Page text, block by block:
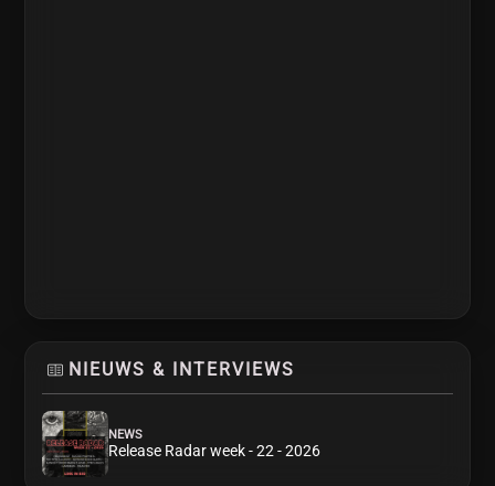
NIEUWS & INTERVIEWS
NEWS
Release Radar week - 22 - 2026